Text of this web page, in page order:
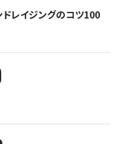
ドレイジングのコツ100